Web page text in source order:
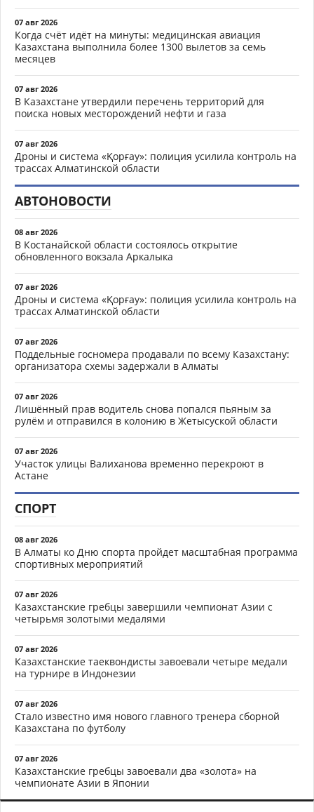
07 авг 2026
Когда счёт идёт на минуты: медицинская авиация
Казахстана выполнила более 1300 вылетов за семь
месяцев
07 авг 2026
В Казахстане утвердили перечень территорий для
поиска новых месторождений нефти и газа
07 авг 2026
Дроны и система «Қорғау»: полиция усилила контроль на
трассах Алматинской области
АВТОНОВОСТИ
08 авг 2026
В Костанайской области состоялось открытие
обновленного вокзала Аркалыка
07 авг 2026
Дроны и система «Қорғау»: полиция усилила контроль на
трассах Алматинской области
07 авг 2026
Поддельные госномера продавали по всему Казахстану:
организатора схемы задержали в Алматы
07 авг 2026
Лишённый прав водитель снова попался пьяным за
рулём и отправился в колонию в Жетысуской области
07 авг 2026
Участок улицы Валиханова временно перекроют в
Астане
СПОРТ
08 авг 2026
В Алматы ко Дню спорта пройдет масштабная программа
спортивных мероприятий
07 авг 2026
Казахстанские гребцы завершили чемпионат Азии с
четырьмя золотыми медалями
07 авг 2026
Казахстанские таеквондисты завоевали четыре медали
на турнире в Индонезии
07 авг 2026
Стало известно имя нового главного тренера сборной
Казахстана по футболу
07 авг 2026
Казахстанские гребцы завоевали два «золота» на
чемпионате Азии в Японии